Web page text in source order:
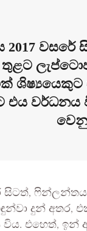
වසරේ
ශිෂ්‍යයෙකුට
එය වර්ධනය
සිටත්, ෆින්ලන්තය
දුන් අතර,
එහෙත්, ඉන්